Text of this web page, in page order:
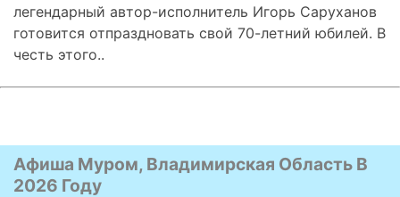
легендарный автор-исполнитель Игорь Саруханов
готовится отпраздновать свой 70-летний юбилей. В
честь этого..
Афиша Муром, Владимирская Область В
2026 Году